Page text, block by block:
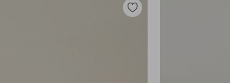
Toevoegen